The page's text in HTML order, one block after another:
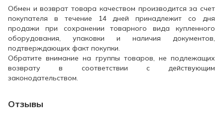
Обмен и возврат товара качеством производится за счет
покупателя в течение 14 дней принадлежит со дня
продажи при сохранении товарного вида купленного
оборудования, упаковки и наличия документов,
подтверждающих факт покупки.
Обратите внимание на группы товаров, не подлежащих
возврату в соответствии с действующим
законодательством.
Отзывы